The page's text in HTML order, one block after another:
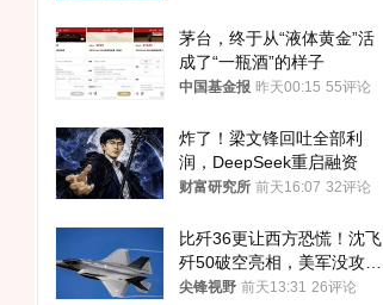
茅台，终于从“液体黄金”活
成了“一瓶酒”的样子
中国基金报 昨天00:15 55评论
炸了！梁文锋回吐全部利
润，DeepSeek重启融资
财富研究所 前天16:07 32评论
比歼36更让西方恐慌！沈飞
歼50破空亮相，美军没攻克
的技术被拿下
尖锋视野 前天13:31 26评论